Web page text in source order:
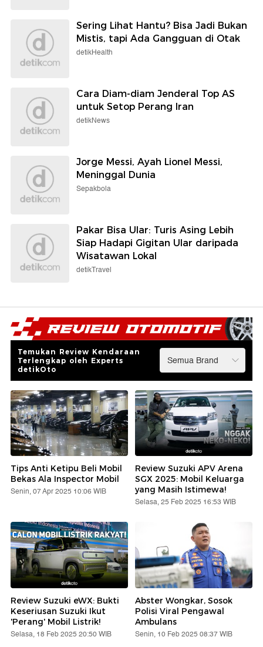
Sering Lihat Hantu? Bisa Jadi Bukan
Mistis, tapi Ada Gangguan di Otak
detikHealth
Cara Diam-diam Jenderal Top AS
untuk Setop Perang Iran
detikNews
Jorge Messi, Ayah Lionel Messi,
Meninggal Dunia
Sepakbola
Pakar Bisa Ular: Turis Asing Lebih
Siap Hadapi Gigitan Ular daripada
Wisatawan Lokal
detikTravel
Temukan Review Kendaraan
Terlengkap oleh Experts
detikOto
Tips Anti Ketipu Beli Mobil
Bekas Ala Inspector Mobil
Senin, 07 Apr 2025 10:06 WIB
Review Suzuki APV Arena
SGX 2025: Mobil Keluarga
yang Masih Istimewa!
Selasa, 25 Feb 2025 16:53 WIB
Review Suzuki eWX: Bukti
Keseriusan Suzuki Ikut
'Perang' Mobil Listrik!
Selasa, 18 Feb 2025 20:50 WIB
Abster Wongkar, Sosok
Polisi Viral Pengawal
Ambulans
Senin, 10 Feb 2025 08:37 WIB